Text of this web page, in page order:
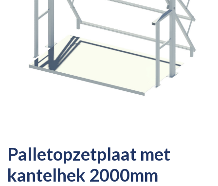
Palletopzetplaat met
kantelhek 2000mm